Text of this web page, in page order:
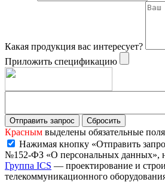
Какая продукция вас интересует?
Приложить спецификацию
Красным выделены обязательные поля
Нажимая кнопку «Отправить
№152-ФЗ «О персональных данных»,
Группа ICS — проектирование и
телекоммуникационного